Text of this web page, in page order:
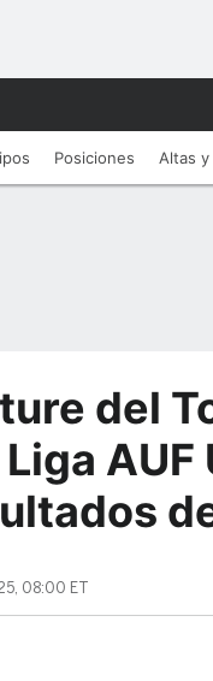
Posiciones Altas y
del
08:00 ET